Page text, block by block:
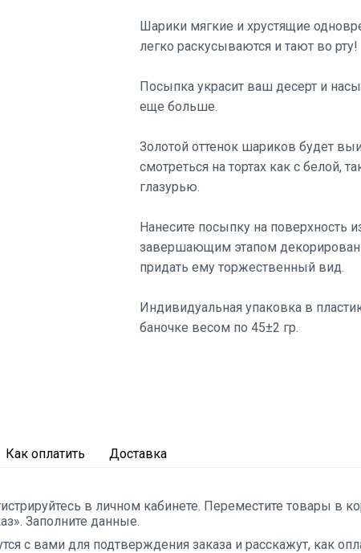
Шарики мягкие и хрустящие
легко раскусываются и тают во рту!
Посыпка украсит ваш десерт и
еще больше.
Золотой оттенок шариков будет
смотреться на тортах как с белой,
глазурью.
Нанесите посыпку на поверхность
завершающим этапом
придать ему торжественный вид.
Индивидуальная упаковка в
баночке весом по 45±2 гр.
Как оплатить Доставка
в личном кабинете. Переместите товары в
Заполните данные.
с вами для подтверждения заказа и расскажут, как